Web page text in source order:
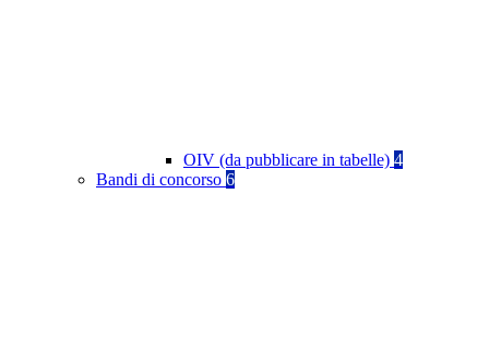
OIV (da pubblicare in tabelle) 4
Bandi di concorso 6